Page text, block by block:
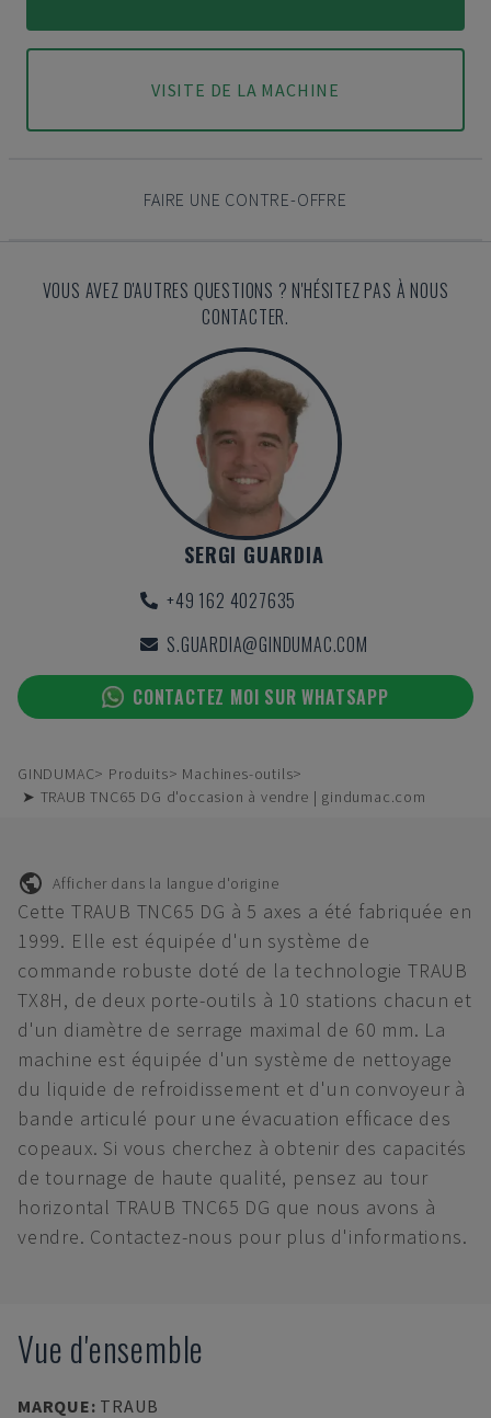
VISITE DE LA MACHINE
FAIRE UNE CONTRE-OFFRE
VOUS AVEZ D'AUTRES QUESTIONS ? N'HÉSITEZ PAS À NOUS
CONTACTER.
SERGI GUARDIA
+49 162 4027635
S.GUARDIA@GINDUMAC.COM
CONTACTEZ MOI SUR WHATSAPP
GINDUMAC Produits
Machines-outils
➤ TRAUB TNC65 DG d'occasion à vendre | gindumac.com
Afficher dans la langue d'origine
Cette TRAUB TNC65 DG à 5 axes a été fabriquée en
1999. Elle est équipée d'un système de
commande robuste doté de la technologie TRAUB
TX8H, de deux porte-outils à 10 stations chacun et
d'un diamètre de serrage maximal de 60 mm. La
machine est équipée d'un système de nettoyage
du liquide de refroidissement et d'un convoyeur à
bande articulé pour une évacuation efficace des
copeaux. Si vous cherchez à obtenir des capacités
de tournage de haute qualité, pensez au tour
horizontal TRAUB TNC65 DG que nous avons à
vendre. Contactez-nous pour plus d'informations.
Vue d'ensemble
MARQUE: TRAUB